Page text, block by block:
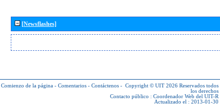
[Newsflashes]
Comienzo de la página - Comentarios - Contáctenos - Copyright © UIT 2026 Reservados todos
los derechos
Contacto público : Coordenador Web del UIT-R
Actualizado el : 2013-01-30